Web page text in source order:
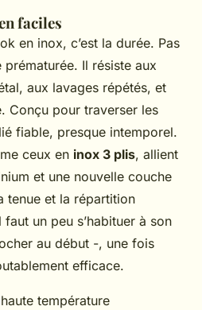
faciles
en inox, c’est la durée. Pas
prématurée. Il résiste aux
aux lavages répétés, et
Conçu pour traverser les
fiable, presque intemporel.
ceux en inox 3 plis, allient
et une nouvelle couche
tenue et la répartition
faut un peu s’habituer à son
au début -, une fois
efficace.
température